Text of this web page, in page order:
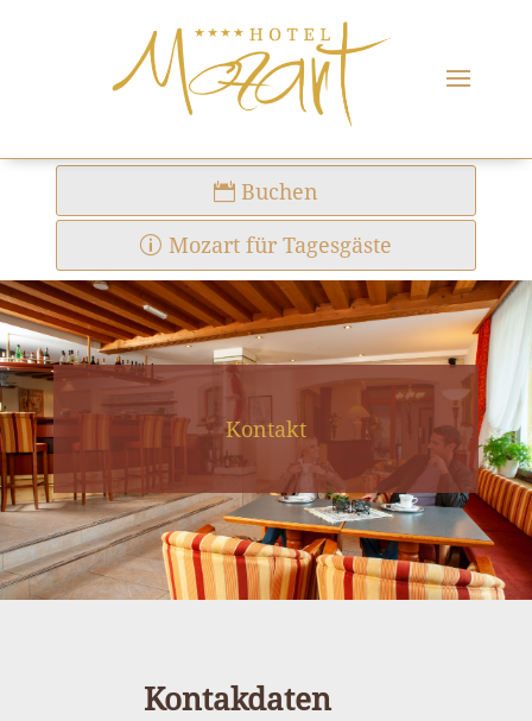
Buchen
Mozart für Tagesgäste
Kontakt
Kontakdaten